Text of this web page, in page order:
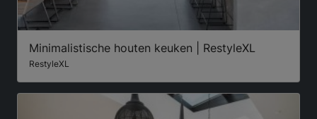
Minimalistische houten keuken | RestyleXL
RestyleXL